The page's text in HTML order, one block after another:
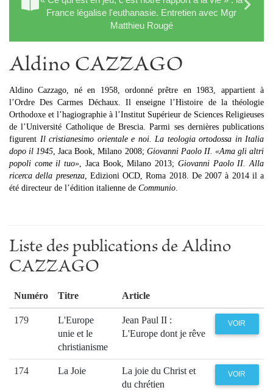
France légalise l'euthanasie. Entretien avec Mgr
Matthieu Rougé
Aldino CAZZAGO
Aldino Cazzago, né en 1958, ordonné prêtre en 1983, appartient à
l’Ordre Des Carmes Déchaux. Il enseigne l’Histoire de la théologie
Orthodoxe et l’hagiographie à l’Institut Supérieur de Sciences Religieuses
de l’Université Catholique de Brescia. Parmi ses dernières publications
figurent Il cristianesimo orientale e noi. La teologia ortodossa in Italia
dopo il 1945 , Jaca Book, Milano 2008; Giovanni Paolo II. «Ama gli altri
popoli come il tuo» , Jaca Book, Milano 2013; Giovanni Paolo II. Alla
ricerca della presenza, Edizioni OCD, Roma 2018. De 2007 à 2014 il a
été directeur de l’édition italienne de Communio
Liste des publications de Aldino
CAZZAGO
Numéro Titre Article
179
L'Europe
unie et le
christianisme
Jean Paul II :
L'Europe dont je rêve
VOIR
174 La Joie
La joie du Christ et
du chrétien
VOIR